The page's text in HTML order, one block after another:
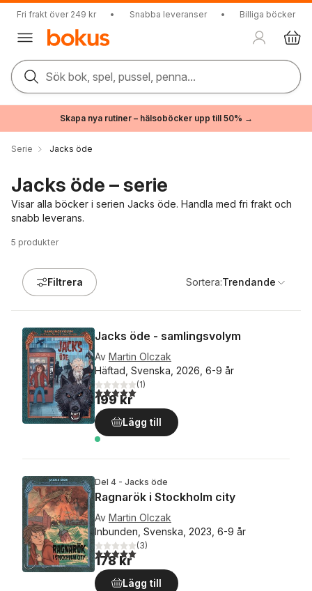
Fri frakt över 249 kr • Snabba leveranser • Billiga böcker
Sök bok, spel, pussel, penna...
Skapa nya rutiner – hälsoböcker upp till 50% →
Serie Jacks öde
Jacks öde – serie
Visar alla böcker i serien Jacks öde. Handla med fri frakt och
snabb leverans.
5 produkter
Filtrera Sortera:Trendande
Jacks öde - samlingsvolym
Av Martin Olczak
Häftad, Svenska, 2026, 6-9 år
5,0utav 5 stjärnor. Totalt antal röster:
(1)
199 kr
Lägg till
Del 4 - Jacks öde
Ragnarök i Stockholm city
Av Martin Olczak
Inbunden, Svenska, 2023, 6-9 år
5,0utav 5 stjärnor. Totalt antal röster:
(3)
178 kr
Lägg till